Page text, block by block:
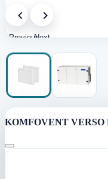
PreviousNext
KOMFOVENT VERSO